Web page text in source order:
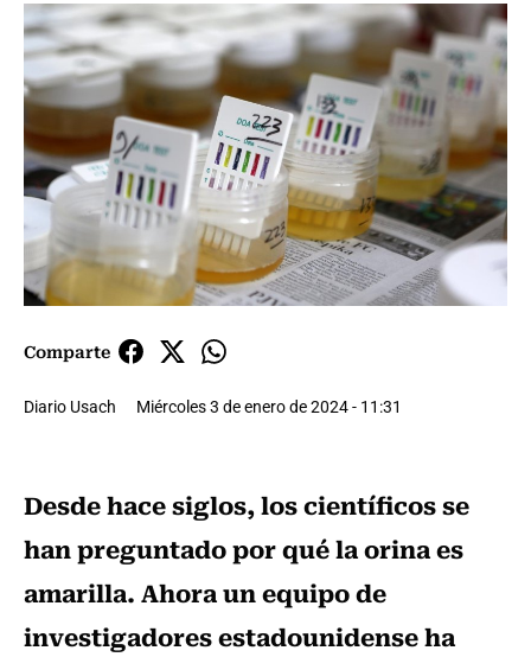
Comparte
Diario Usach Miércoles 3 de enero de 2024 - 11:31
Desde hace siglos, los científicos se
han preguntado por qué la orina es
amarilla. Ahora un equipo de
investigadores estadounidense ha